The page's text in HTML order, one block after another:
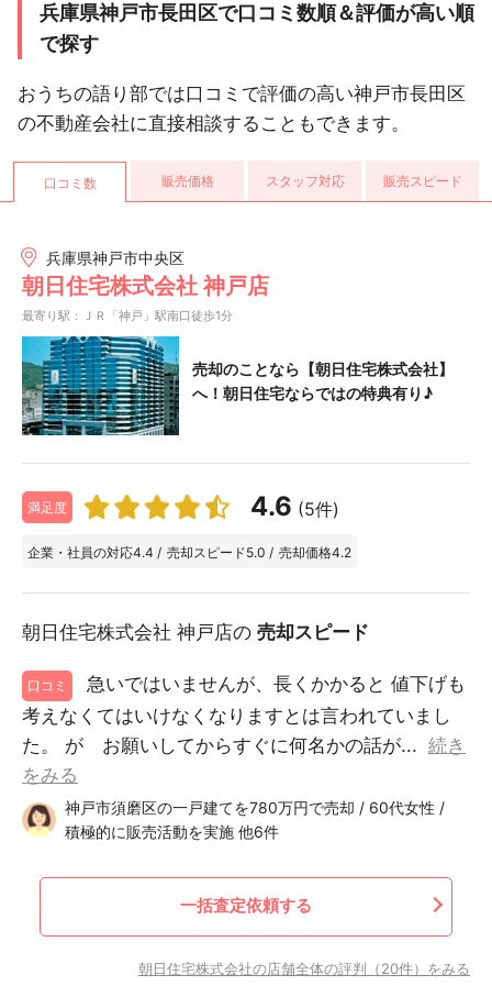
兵庫県神戸市長田区で口コミ数順＆評価が高い順
で探す
おうちの語り部では口コミで評価の高い神戸市長田区
の不動産会社に直接相談することもできます。
口コミ数 販売価格 スタッフ対応 販売スピード
兵庫県神戸市中央区
朝日住宅株式会社 神戸店
最寄り駅：ＪＲ「神戸」駅南口徒歩1分
売却のことなら【朝日住宅株式会社】
へ！朝日住宅ならではの特典有り♪
満足度 4.6 (5件)
企業・社員の対応4.4 / 売却スピード5.0 / 売却価格4.2
朝日住宅株式会社 神戸店の 売却スピード
口コミ
急いではいませんが、長くかかると 値下げも
考えなくてはいけなくなりますとは言われていまし
た。 が お願いしてからすぐに何名かの話が... 続き
をみる
神戸市須磨区の一戸建てを780万円で売却 / 60代女性 /
積極的に販売活動を実施 他6件
一括査定依頼する
朝日住宅株式会社の店舗全体の評判（20件）をみる